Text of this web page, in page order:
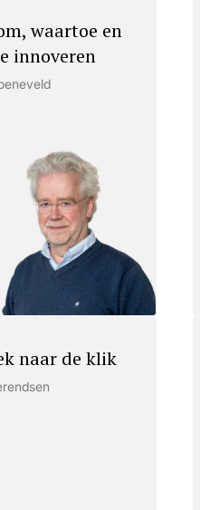
waartoe en
innoveren
naar de klik